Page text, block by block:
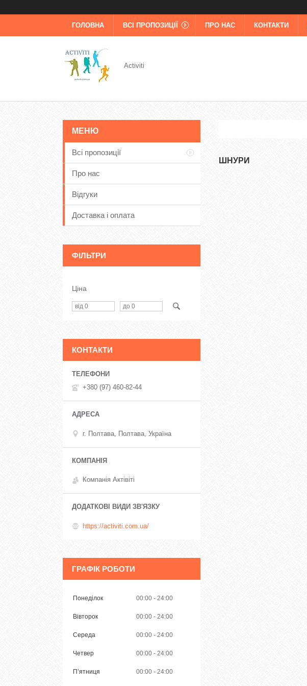
ГОЛОВНА ВСІ ПРОПОЗИЦІЇ ПРО НАС КОНТАКТИ
Activiti
ШНУРИ
Всі пропозиції
Про нас
Відгуки
Доставка і оплата
ФІЛЬТРИ
Ціна
КОНТАКТИ
+380 (97) 460-82-44
г. Полтава, Полтава, Україна
Компанія Актівіті
https://activiti.com.ua/
ГРАФІК РОБОТИ
Понеділок 00:00 24:00
Вівторок 00:00 24:00
Середа 00:00 24:00
Четвер 00:00 24:00
Пʼятниця 00:00 24:00